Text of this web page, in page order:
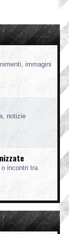
immagini
notizie
o incontri tra